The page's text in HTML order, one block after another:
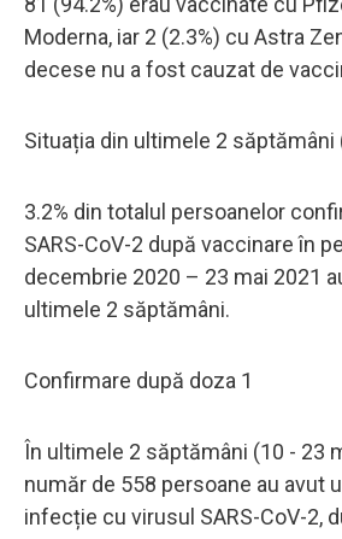
Moderna, iar 2 (2.3%) cu Astra
decese nu a fost cauzat de
Situația din ultimele 2 săptămâni
3.2% din totalul persoanelor
SARS-CoV-2 după vaccinare în
decembrie 2020 – 23 mai 2021
ultimele 2 săptămâni.
Confirmare după doza 1
În ultimele 2 săptămâni (10 - 23
număr de 558 persoane au avut
infecție cu virusul SARS-CoV-2,